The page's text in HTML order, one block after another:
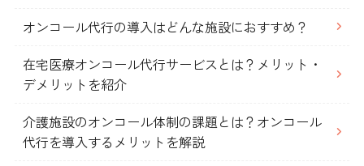
オンコール代行の導入はどんな施設におすすめ？
在宅医療オンコール代行サービスとは？メリット・
デメリットを紹介
介護施設のオンコール体制の課題とは？オンコール
代行を導入するメリットを解説